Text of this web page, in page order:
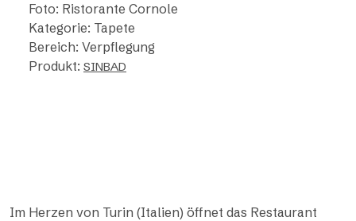
Foto: Ristorante Cornole
Kategorie: Tapete
Bereich: Verpflegung
Produkt: SINBAD
Im Herzen von Turin (Italien) öffnet das Restaurant